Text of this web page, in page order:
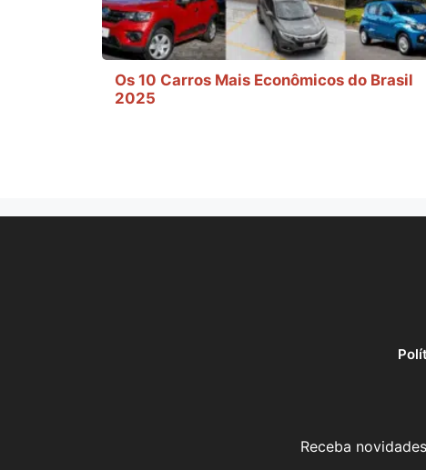
Os 10 Carros Mais Econômicos do Brasil
2025
Receba